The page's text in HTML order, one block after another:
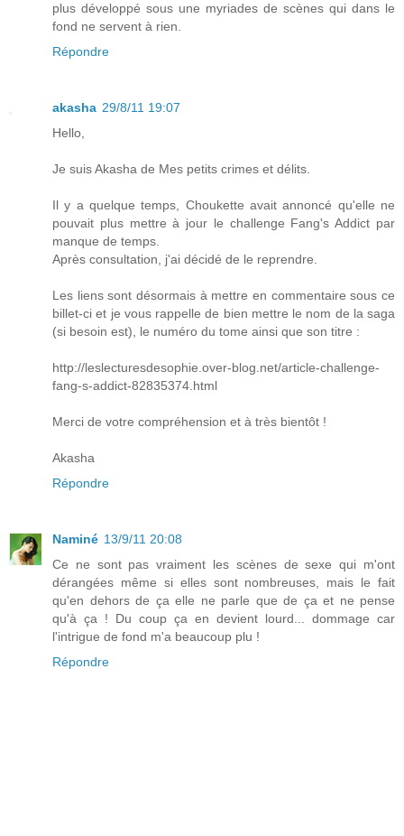
plus développé sous une myriades de scènes qui dans le
fond ne servent à rien.
Répondre
akasha 29/8/11 19:07
Hello,
Je suis Akasha de Mes petits crimes et délits.
Il y a quelque temps, Choukette avait annoncé qu'elle ne
pouvait plus mettre à jour le challenge Fang's Addict par
manque de temps.
Après consultation, j'ai décidé de le reprendre.
Les liens sont désormais à mettre en commentaire sous ce
billet-ci et je vous rappelle de bien mettre le nom de la saga
(si besoin est), le numéro du tome ainsi que son titre :
http://leslecturesdesophie.over-blog.net/article-challenge-
fang-s-addict-82835374.html
Merci de votre compréhension et à très bientôt !
Akasha
Répondre
Naminé 13/9/11 20:08
Ce ne sont pas vraiment les scènes de sexe qui m'ont
dérangées même si elles sont nombreuses, mais le fait
qu'en dehors de ça elle ne parle que de ça et ne pense
qu'à ça ! Du coup ça en devient lourd... dommage car
l'intrigue de fond m'a beaucoup plu !
Répondre